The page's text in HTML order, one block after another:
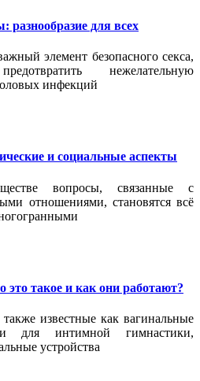
для всех
элемент безопасного секса,
нежелательную
инфекций
и социальные аспекты
вопросы, связанные с
отношениями, становятся всё
такое и как они работают?
известные как вагинальные
для интимной гимнастики,
устройства